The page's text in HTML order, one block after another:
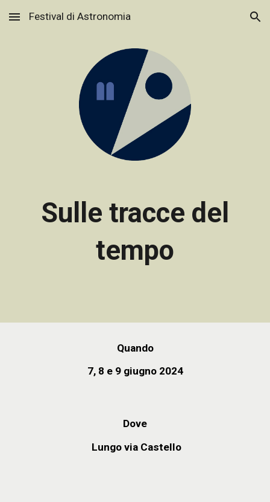
Skip to main content Skip to navigation
Festival di Astronomia
Sulle tracce del
tempo
Quando
7, 8 e 9 giugno 2024
Dove
Lungo via Castello